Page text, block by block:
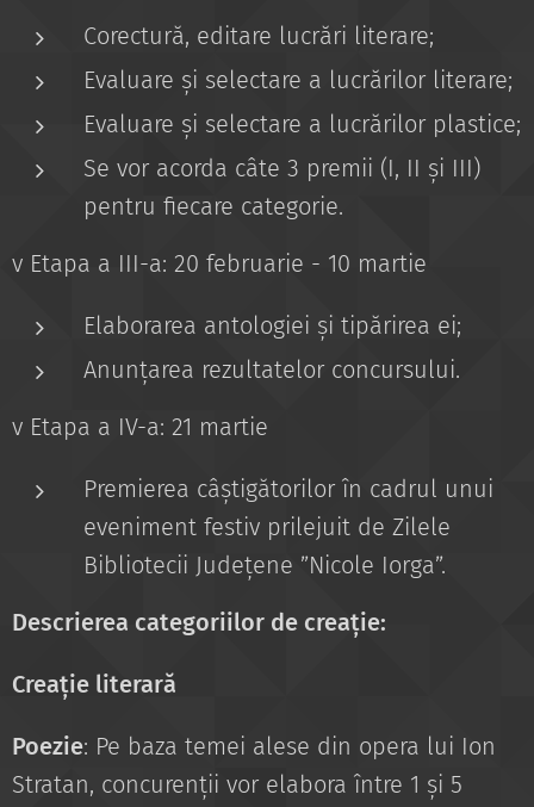
Corectură, editare lucrări literare;
Evaluare și selectare a lucrărilor literare;
Evaluare și selectare a lucrărilor plastice;
Se vor acorda câte 3 premii (I, II și III)
pentru fiecare categorie.
v Etapa a III-a: 20 februarie - 10 martie
Elaborarea antologiei și tipărirea ei;
Anunțarea rezultatelor concursului.
v Etapa a IV-a: 21 martie
Premierea câștigătorilor în cadrul unui
eveniment festiv prilejuit de Zilele
Bibliotecii Județene ”Nicole Iorga”.
Descrierea categoriilor de creație:
Creație literară
Poezie: Pe baza temei alese din opera lui Ion
Stratan, concurenții vor elabora între 1 și 5